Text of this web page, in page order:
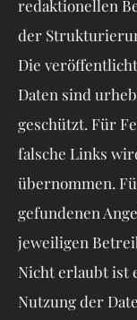
redaktionellen
der
Die
Daten sind
geschützt. Für
falsche Links
übernommen.
gefundenen
jeweiligen
Nicht erlaubt ist
Nutzung der